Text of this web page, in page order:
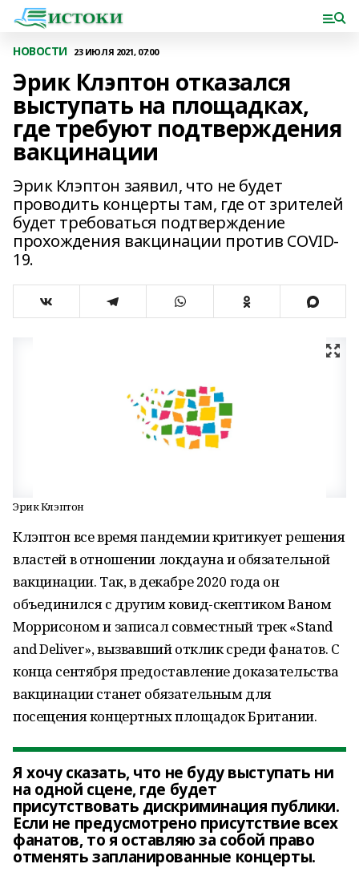
НОВОСТИ 23 ИЮЛЯ 2021, 07:00
Эрик Клэптон отказался
выступать на площадках,
где требуют подтверждения
вакцинации
Эрик Клэптон заявил, что не будет
проводить концерты там, где от зрителей
будет требоваться подтверждение
прохождения вакцинации против COVID-
19.
Эрик Клэптон
Клэптон все время пандемии критикует решения
властей в отношении локдауна и обязательной
вакцинации. Так, в декабре 2020 года он
объединился с другим ковид-скептиком Ваном
Моррисоном и записал совместный трек «Stand
and Deliver», вызвавший отклик среди фанатов. С
конца сентября предоставление доказательства
вакцинации станет обязательным для
посещения концертных площадок Британии.
Я хочу сказать, что не буду выступать ни
на одной сцене, где будет
присутствовать дискриминация публики.
Если не предусмотрено присутствие всех
фанатов, то я оставляю за собой право
отменять запланированные концерты.